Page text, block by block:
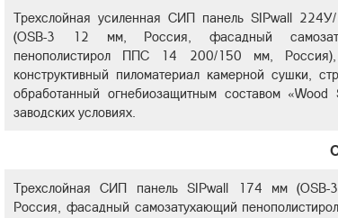
Трехслойная усиленная СИП панель SIPwall
(OSB-3 12 мм, Россия, фасадный
пенополистирол ППС 14 200/150 мм,
конструктивный пиломатериал камерной сушки,
обработанный огнебиозащитным составом «Wood
заводских условиях.
Трехслойная СИП панель SIPwall 174 мм
Россия, фасадный самозатухающий